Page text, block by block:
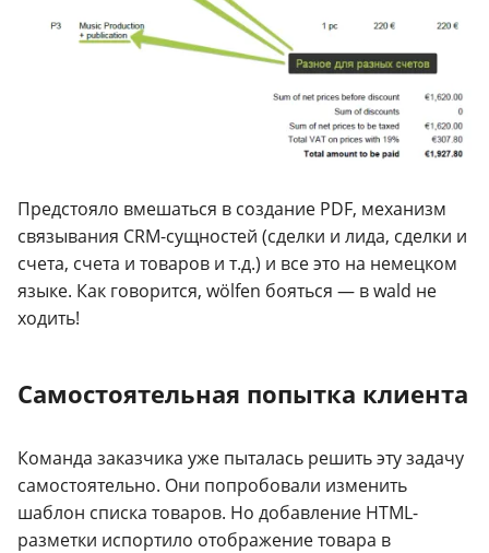
Предстояло вмешаться в создание PDF, механизм
связывания CRM-сущностей (сделки и лида, сделки и
счета, счета и товаров и т.д.) и все это на немецком
языке. Как говорится, wölfen бояться — в wald не
ходить!
Самостоятельная попытка клиента
Команда заказчика уже пыталась решить эту задачу
самостоятельно. Они попробовали изменить
шаблон списка товаров. Но добавление HTML-
разметки испортило отображение товара в